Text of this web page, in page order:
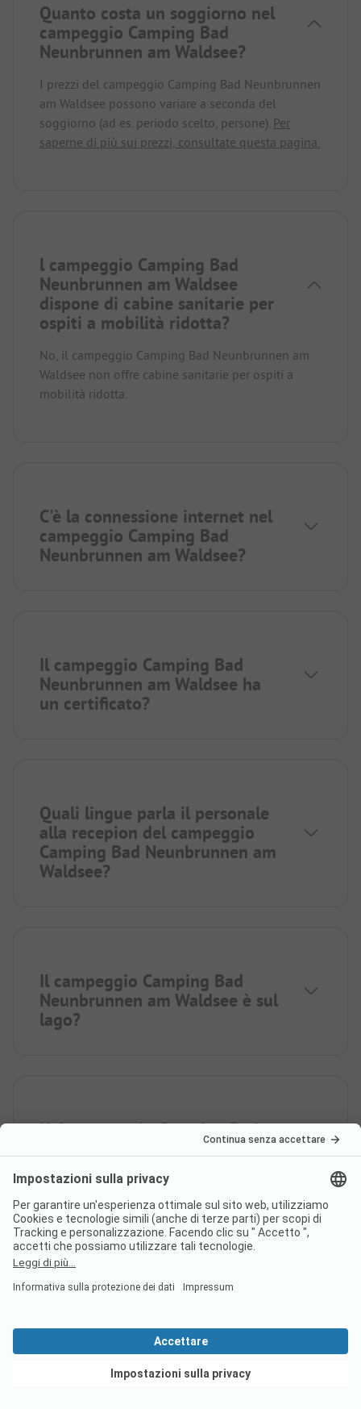
Quanto costa un soggiorno nel
campeggio Camping Bad
Neunbrunnen am Waldsee?
I prezzi del campeggio Camping Bad Neunbrunnen
am Waldsee possono variare a seconda del
soggiorno (ad es. periodo scelto, persone). Per
saperne di più sui prezzi, consultate questa pagina.
l campeggio Camping Bad
Neunbrunnen am Waldsee
dispone di cabine sanitarie per
ospiti a mobilità ridotta?
No, il campeggio Camping Bad Neunbrunnen am
Waldsee non offre cabine sanitarie per ospiti a
mobilità ridotta.
C'è la connessione internet nel
campeggio Camping Bad
Neunbrunnen am Waldsee?
Il campeggio Camping Bad
Neunbrunnen am Waldsee ha
un certificato?
Quali lingue parla il personale
alla recepion del campeggio
Camping Bad Neunbrunnen am
Waldsee?
Il campeggio Camping Bad
Neunbrunnen am Waldsee è sul
lago?
Nel campeggio Camping Bad
Neunbrunnen am Waldsee c’è
una piscina?
È possibile fare acquisti o
mangiare presso il campeggio
Waldsee?
Vedi offerte